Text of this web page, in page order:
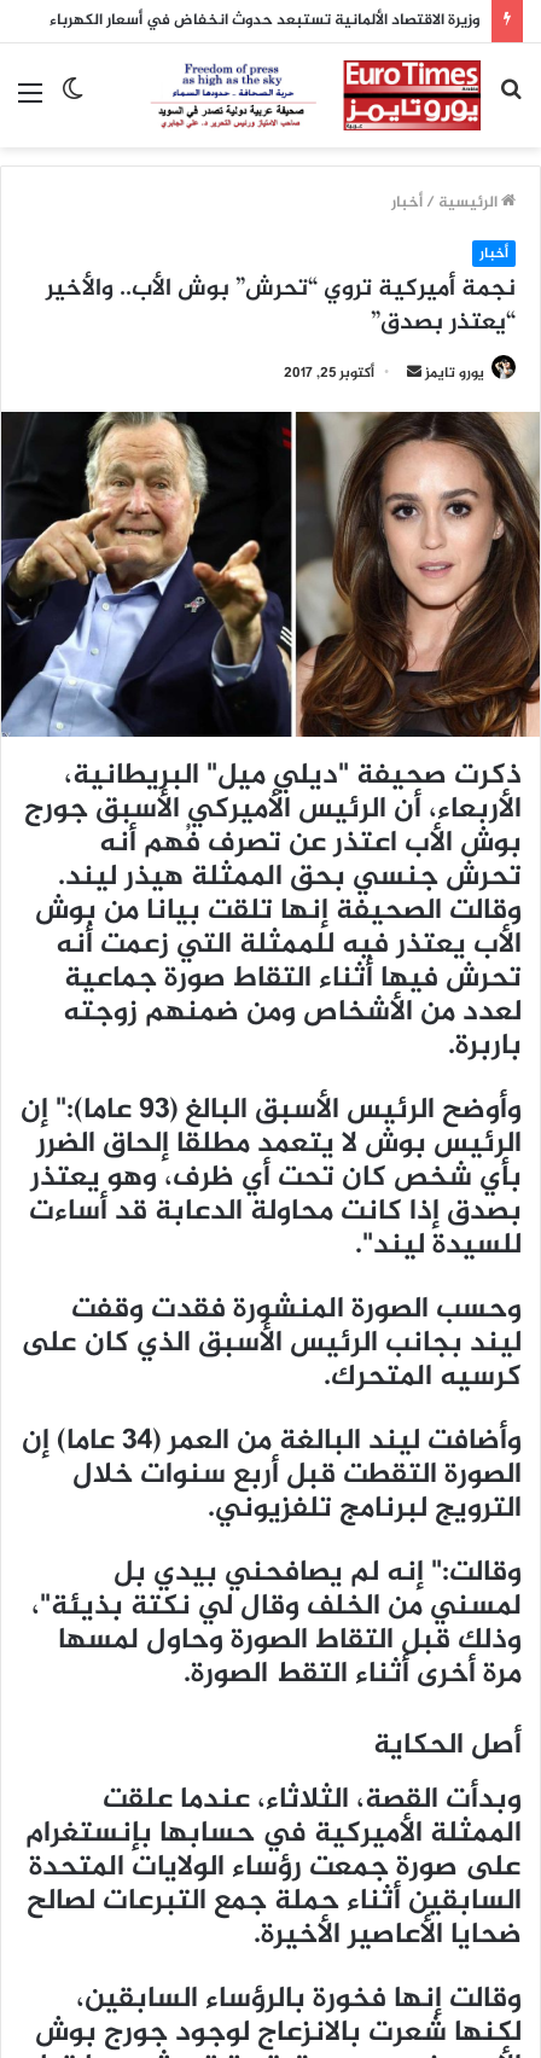
وزيرة الاقتصاد الألمانية تستبعد حدوث انخفاض في أسعار الكهرباء
الوضع
بحث
عن
الرئيسية /أخبار
أخبار
نجمة أميركية تروي “تحرش” بوش الأب.. والأخير
“يعتذر بصدق”
يورو تايمز
س
ل
ب
ر
ي
د
ا
إ
ل
ك
ت
و
ن
ي
أكتوبر 25, 2017
ذكرت صحيفة "ديلي ميل" البريطانية،
الأربعاء، أن الرئيس الأميركي الأسبق جورج
بوش الأب اعتذر عن تصرف فُهم أنه
تحرش جنسي بحق الممثلة هيذر ليند.
وقالت الصحيفة إنها تلقت بيانا من بوش
الأب يعتذر فيه للممثلة التي زعمت أنه
تحرش فيها أثناء التقاط صورة جماعية
لعدد من الأشخاص ومن ضمنهم زوجته
باربرة.
وأوضح الرئيس الأسبق البالغ (93 عاما):" إن
الرئيس بوش لا يتعمد مطلقا إلحاق الضرر
بأي شخص كان تحت أي ظرف، وهو يعتذر
بصدق إذا كانت محاولة الدعابة قد أساءت
للسيدة ليند".
وحسب الصورة المنشورة فقدت وقفت
ليند بجانب الرئيس الأسبق الذي كان على
كرسيه المتحرك.
وأضافت ليند البالغة من العمر (34 عاما) إن
الصورة التقطت قبل أربع سنوات خلال
الترويج لبرنامج تلفزيوني.
وقالت:" إنه لم يصافحني بيدي بل
لمسني من الخلف وقال لي نكتة بذيئة"،
وذلك قبل التقاط الصورة وحاول لمسها
مرة أخرى أثناء التقط الصورة.
أصل الحكاية
وبدأت القصة، الثلاثاء، عندما علقت
الممثلة الأميركية في حسابها بإنستغرام
على صورة جمعت رؤساء الولايات المتحدة
السابقين أثناء حملة جمع التبرعات لصالح
ضحايا الأعاصير الأخيرة.
وقالت إنها فخورة بالرؤساء السابقين،
لكنها شعرت بالانزعاج لوجود جورج بوش